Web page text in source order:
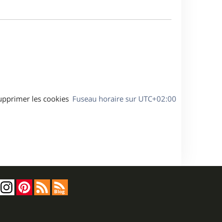
Fuseau horaire sur UTC+02:00
les cookies